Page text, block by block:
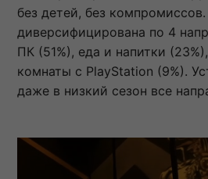
без детей, без
диверсифицирована по 4
ПК (51%), еда и напитки
комнаты с PlayStation (9%).
даже в низкий сезон все